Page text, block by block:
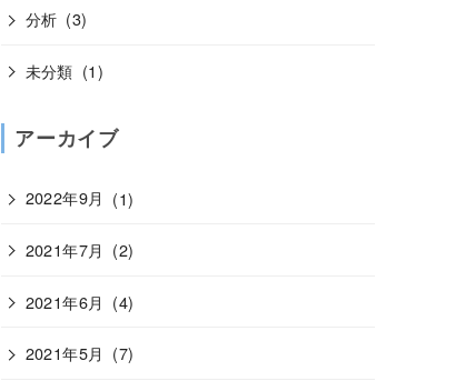
分析 (3)
未分類 (1)
アーカイブ
2022年9月 (1)
2021年7月 (2)
2021年6月 (4)
2021年5月 (7)